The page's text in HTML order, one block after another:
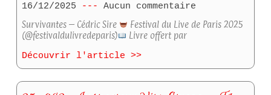
16/12/2025
Aucun commentaire
Survivantes – Cédric Sire
Festival du Live de Paris 2025
(@festivaldulivredeparis)
Livre offert par
Découvrir l'article >>